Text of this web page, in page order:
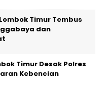
Timur Tembus
dan
Timur Desak Polres
Kebencian